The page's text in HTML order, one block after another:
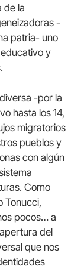
de la
-
patria- uno
y
-por la
hasta los 14,
migratorios
pueblos y
con algún
Como
Tonucci,
pocos… a
del
que nos